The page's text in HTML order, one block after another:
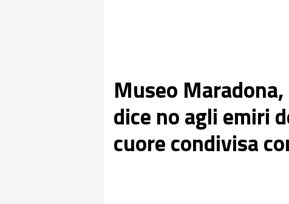
Museo
dice no agli emiri
cuore condivisa